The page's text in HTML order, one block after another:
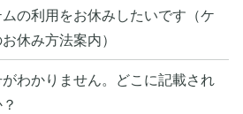
の利用をお休みしたいです（ケ
休み方法案内）
わかりません。どこに記載され